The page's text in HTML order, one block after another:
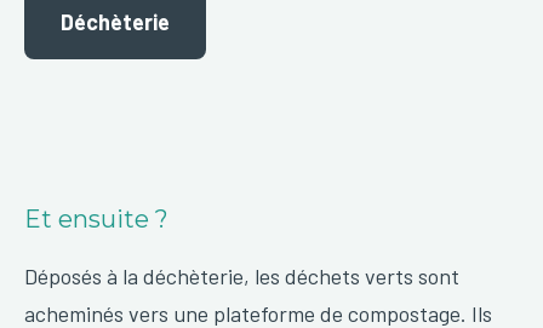
Déchèterie
Et ensuite ?
Déposés à la déchèterie, les déchets verts sont
acheminés vers une plateforme de compostage. Ils